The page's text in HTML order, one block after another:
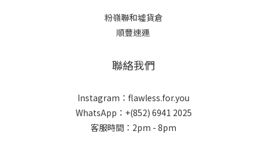
粉嶺聯和墟貨倉
順豐速運
聯絡我們
Instagram：flawless.for.you
WhatsApp：+(852) 6941 2025
客服時間：2pm - 8pm